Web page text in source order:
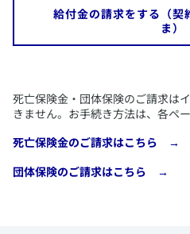
給付金の請求をする（契
ま）
死亡保険金・団体保険のご請求は
きません。お手続き方法は、各ペ
​死亡保険金のご請求はこちら →
​団体保険のご請求はこちら →